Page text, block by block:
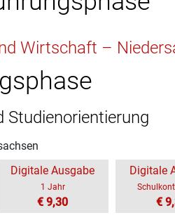
NuT
Wirtschaft –
Studienorientierung
Digitale Ausgabe
1 Jahr
€ 9,30
Digitale
€